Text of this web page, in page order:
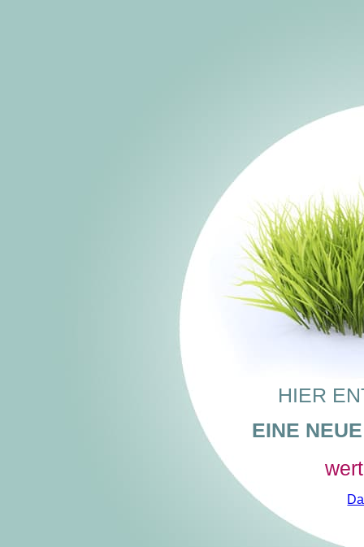
HIER
EINE